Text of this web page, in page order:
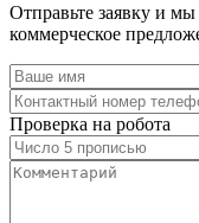
Отправьте заявку и
коммерческое
Проверка на робота